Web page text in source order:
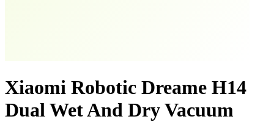
Xiaomi Robotic Dreame H14
Dual Wet And Dry Vacuum